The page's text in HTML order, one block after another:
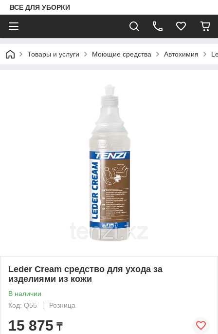
ВСЕ ДЛЯ УБОРКИ
Товары и услуги Моющие средства Автохимия
Leder Cream средство для ухода за
изделиями из кожи
В наличии
Код: Q55
Розница
15 875 ₸